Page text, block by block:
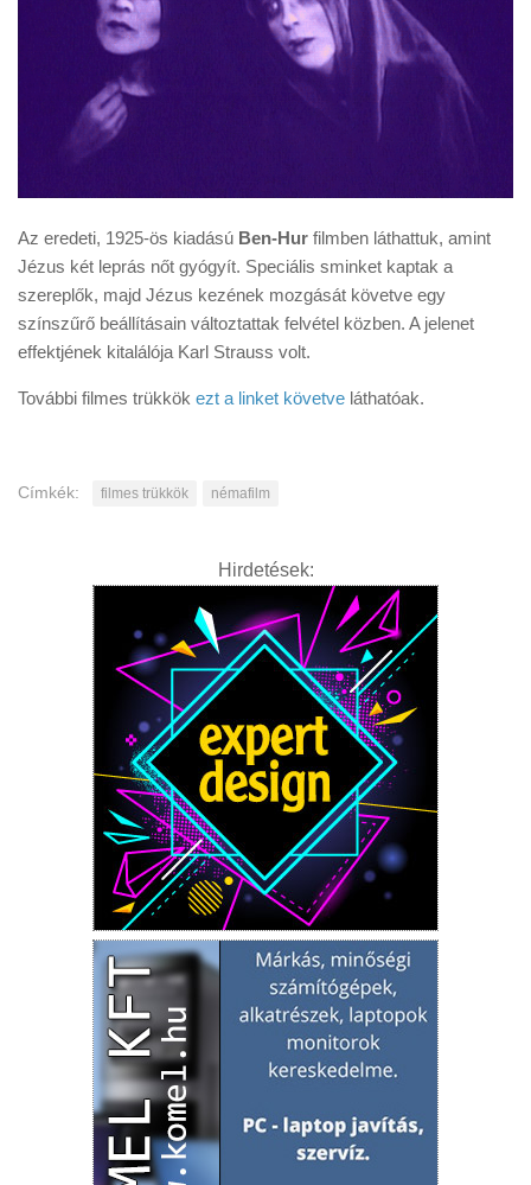
Az eredeti, 1925-ös kiadású Ben-Hur filmben láthattuk, amint
Jézus két leprás nőt gyógyít. Speciális sminket kaptak a
szereplők, majd Jézus kezének mozgását követve egy
színszűrő beállításain változtattak felvétel közben. A jelenet
effektjének kitalálója Karl Strauss volt.
További filmes trükkök ezt a linket követve láthatóak.
Címkék: filmes trükkök némafilm
Hirdetések: